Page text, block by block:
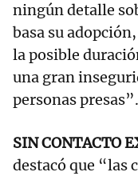
ningún detalle
basa su
la posible
una gran
personas presas”.
SIN CONTACTO
destacó que “las